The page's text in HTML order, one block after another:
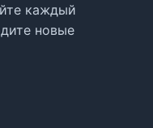
каждый
новые